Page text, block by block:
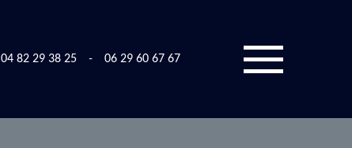
04 82 29 38 25 - 06 29 60 67 67